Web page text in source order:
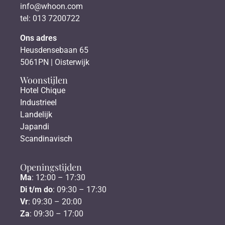
info@whoon.com
tel: 013 7200722
Ons adres
Heusdensebaan 65
5061PN | Oisterwijk
Woonstijlen
Hotel Chique
Industrieel
Landelijk
Japandi
Scandinavisch
Openingstijden
Ma: 12:00 – 17:30
Di t/m do: 09:30 – 17:30
Vr: 09:30 – 20:00
Za: 09:30 – 17:00